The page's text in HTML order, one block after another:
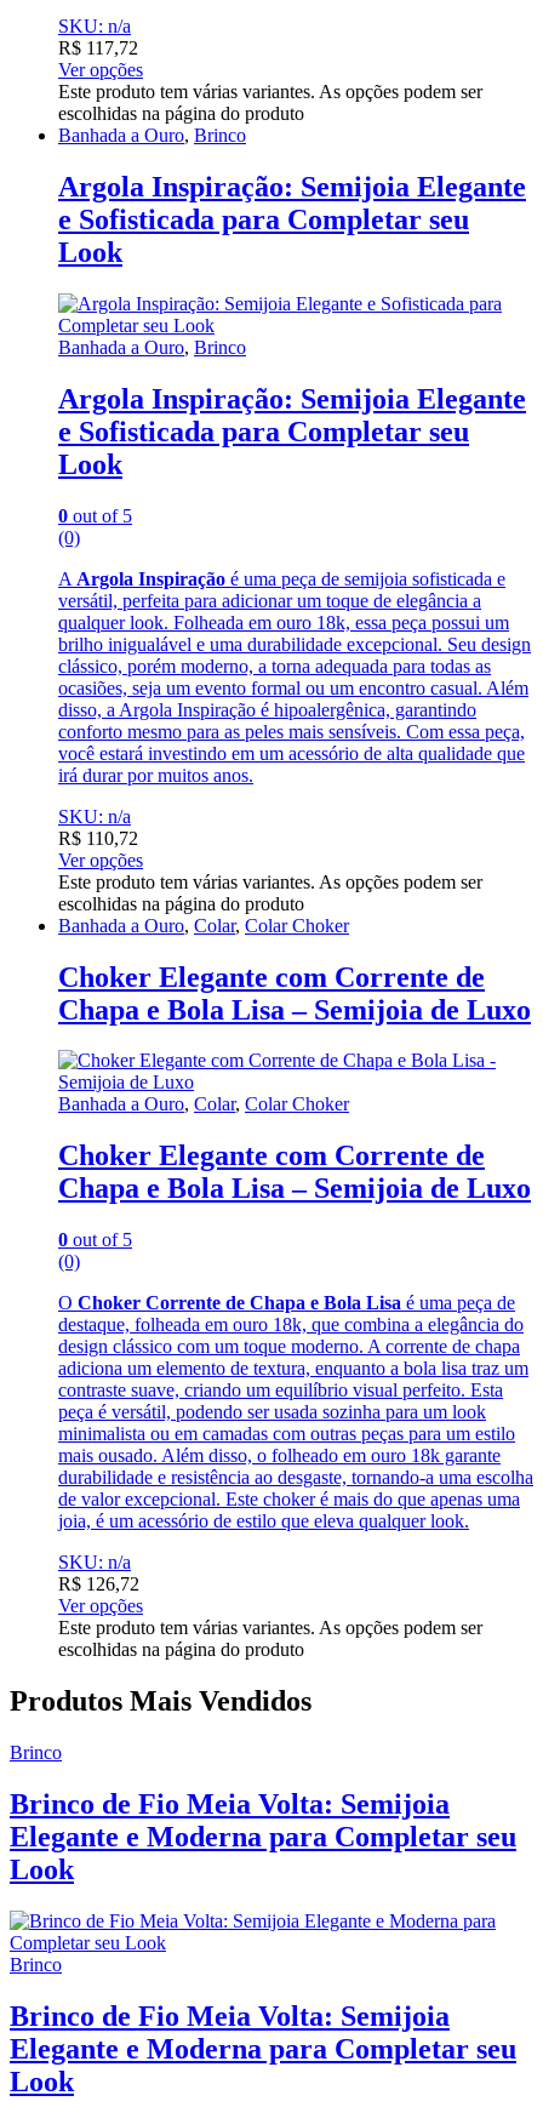
SKU: n/a
R$ 117,72
Ver opções
Este produto tem várias variantes. As opções podem ser
escolhidas na página do produto
Banhada a Ouro, Brinco
Argola Inspiração: Semijoia Elegante
e Sofisticada para Completar seu
Look
Banhada a Ouro, Brinco
Argola Inspiração: Semijoia Elegante
e Sofisticada para Completar seu
Look
0 out of 5
(0)
A Argola Inspiração é uma peça de semijoia sofisticada e
versátil, perfeita para adicionar um toque de elegância a
qualquer look. Folheada em ouro 18k, essa peça possui um
brilho inigualável e uma durabilidade excepcional. Seu design
clássico, porém moderno, a torna adequada para todas as
ocasiões, seja um evento formal ou um encontro casual. Além
disso, a Argola Inspiração é hipoalergênica, garantindo
conforto mesmo para as peles mais sensíveis. Com essa peça,
você estará investindo em um acessório de alta qualidade que
irá durar por muitos anos.
SKU: n/a
R$ 110,72
Ver opções
Este produto tem várias variantes. As opções podem ser
escolhidas na página do produto
Banhada a Ouro, Colar, Colar Choker
Choker Elegante com Corrente de
Chapa e Bola Lisa – Semijoia de Luxo
Banhada a Ouro, Colar, Colar Choker
Choker Elegante com Corrente de
Chapa e Bola Lisa – Semijoia de Luxo
0 out of 5
(0)
O Choker Corrente de Chapa e Bola Lisa é uma peça de
destaque, folheada em ouro 18k, que combina a elegância do
design clássico com um toque moderno. A corrente de chapa
adiciona um elemento de textura, enquanto a bola lisa traz um
contraste suave, criando um equilíbrio visual perfeito. Esta
peça é versátil, podendo ser usada sozinha para um look
minimalista ou em camadas com outras peças para um estilo
mais ousado. Além disso, o folheado em ouro 18k garante
durabilidade e resistência ao desgaste, tornando-a uma escolha
de valor excepcional. Este choker é mais do que apenas uma
joia, é um acessório de estilo que eleva qualquer look.
SKU: n/a
R$ 126,72
Ver opções
Este produto tem várias variantes. As opções podem ser
escolhidas na página do produto
Produtos Mais Vendidos
Brinco
Brinco de Fio Meia Volta: Semijoia
Elegante e Moderna para Completar seu
Look
Brinco
Brinco de Fio Meia Volta: Semijoia
Elegante e Moderna para Completar seu
Look